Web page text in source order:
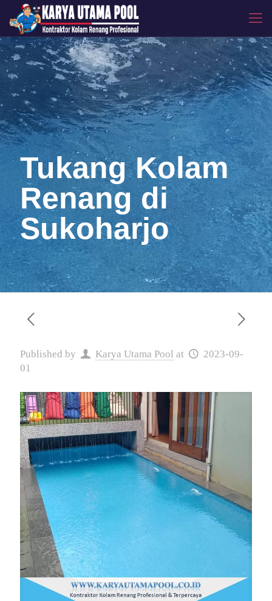
Tukang Kolam
Renang di
Sukoharjo
Published by Karya Utama Pool at
2023-09-
01